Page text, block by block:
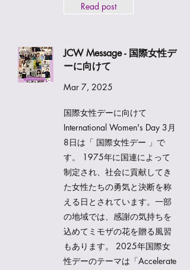
Read post
JCW Message - 国際女性デ
ーに向けて
Mar 7, 2025
国際女性デーに向けて
International Women's Day 3月
8日は「 国際女性デー 」で
す。 1975年に国連によって
制定され、社会に貢献してき
た女性たちの勇気と決断を称
える日とされています。一部
の地域では、感謝の気持ちを
込めてミモザの花を贈る風習
もあります。 2025年国際女
性デーのテーマは「Accelerate